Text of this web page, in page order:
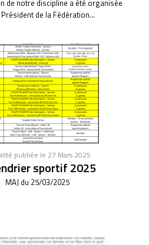
de notre discipline a été organisée
de la Fédération...
publiée le 27 Mars 2025
sportif 2025
MAJ du 25/03/2025